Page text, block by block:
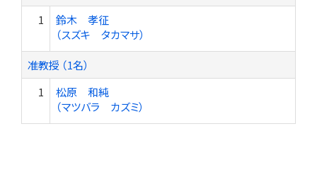
1
鈴木 孝征
（スズキ タカマサ）
准教授 （1名）
1
松原 和純
（マツバラ カズミ）